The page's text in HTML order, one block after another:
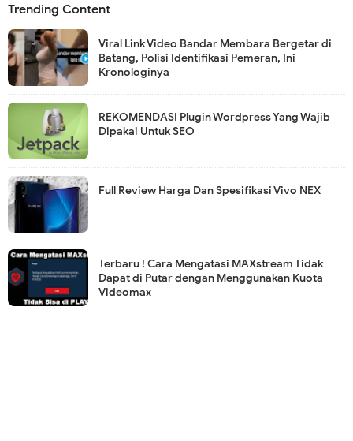
Trending Content
Viral Link Video Bandar Membara Bergetar di
Batang, Polisi Identifikasi Pemeran, Ini
Kronologinya
REKOMENDASI Plugin Wordpress Yang Wajib
Dipakai Untuk SEO
Full Review Harga Dan Spesifikasi Vivo NEX
Terbaru ! Cara Mengatasi MAXstream Tidak
Dapat di Putar dengan Menggunakan Kuota
Videomax